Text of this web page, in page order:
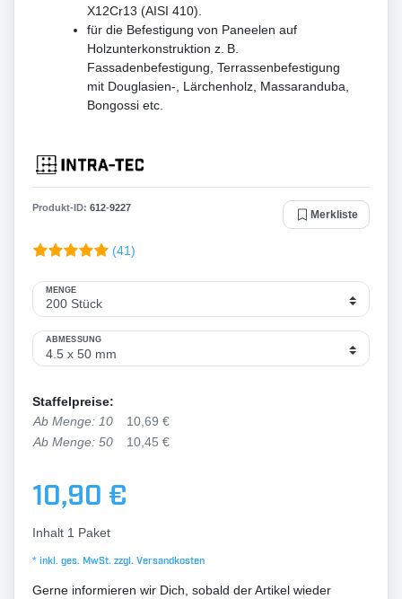
X12Cr13 (AISI 410).
für die Befestigung von Paneelen auf
Holzunterkonstruktion z. B.
Fassadenbefestigung, Terrassenbefestigung
mit Douglasien-, Lärchenholz, Massaranduba,
Bongossi etc.
Produkt-ID: 612-9227
Merkliste
(41)
MENGE
ABMESSUNG
Staffelpreise:
Ab Menge: 10
10,69 €
Ab Menge: 50
10,45 €
10,90 €
Inhalt 1 Paket
* inkl. ges. MwSt. zzgl. Versandkosten
Gerne informieren wir Dich, sobald der Artikel wieder